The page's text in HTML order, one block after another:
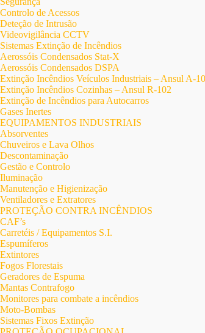
Controlo de Acessos
Deteção de Intrusão
Videovigilância CCTV
Sistemas Extinção de Incêndios
Aerossóis Condensados Stat-X
Aerossóis Condensados DSPA
Extinção Incêndios Veículos Industriais – Ansul A-
Extinção Incêndios Cozinhas – Ansul R-102
Extinção de Incêndios para Autocarros
Gases Inertes
EQUIPAMENTOS INDUSTRIAIS
Absorventes
Chuveiros e Lava Olhos
Descontaminação
Gestão e Controlo
Iluminação
Manutenção e Higienização
Ventiladores e Extratores
PROTEÇÃO CONTRA INCÊNDIOS
CAF’s
Carretéis / Equipamentos S.I.
Espumíferos
Extintores
Fogos Florestais
Geradores de Espuma
Mantas Contrafogo
Monitores para combate a incêndios
Moto-Bombas
Sistemas Fixos Extinção